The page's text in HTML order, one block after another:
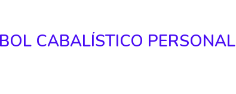
CABALÍSTICO PERSONAL